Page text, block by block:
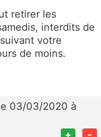
retirer les
interdits de
votre
de moins.
03/03/2020 à
+ -